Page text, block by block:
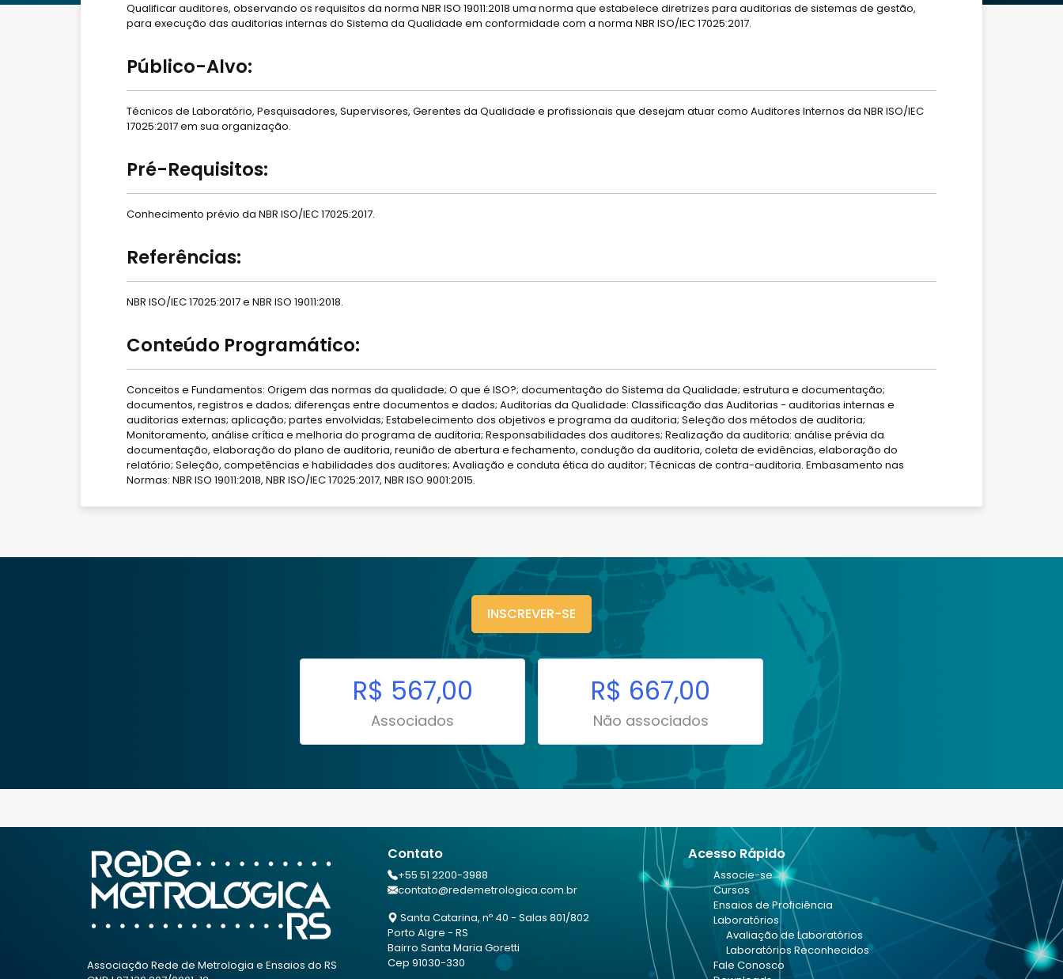
Qualificar auditores, observando os requisitos da norma NBR ISO 19011:2018 uma norma que estabelece diretrizes para auditorias de sistemas de gestão,
para execução das auditorias internas do Sistema da Qualidade em conformidade com a norma NBR ISO/IEC 17025:2017.
Público-Alvo:
Técnicos de Laboratório, Pesquisadores, Supervisores, Gerentes da Qualidade e profissionais que desejam atuar como Auditores Internos da NBR ISO/IEC
17025:2017 em sua organização.
Pré-Requisitos:
Conhecimento prévio da NBR ISO/IEC 17025:2017.
Referências:
NBR ISO/IEC 17025:2017 e NBR ISO 19011:2018.
Conteúdo Programático:
Conceitos e Fundamentos: Origem das normas da qualidade; O que é ISO?; documentação do Sistema da Qualidade; estrutura e documentação;
documentos, registros e dados; diferenças entre documentos e dados; Auditorias da Qualidade: Classificação das Auditorias - auditorias internas e
auditorias externas; aplicação; partes envolvidas; Estabelecimento dos objetivos e programa da auditoria; Seleção dos métodos de auditoria;
Monitoramento, análise crítica e melhoria do programa de auditoria; Responsabilidades dos auditores; Realização da auditoria: análise prévia da
documentação, elaboração do plano de auditoria, reunião de abertura e fechamento, condução da auditoria, coleta de evidências, elaboração do
relatório; Seleção, competências e habilidades dos auditores; Avaliação e conduta ética do auditor; Técnicas de contra-auditoria. Embasamento nas
Normas: NBR ISO 19011:2018, NBR ISO/IEC 17025:2017, NBR ISO 9001:2015.
INSCREVER-SE
R$ 567,00
Associados
R$ 667,00
Não associados
Associação Rede de Metrologia e Ensaios do RS
Contato
+55 51 2200-3988
contato@redemetrologica.com.br
Santa Catarina, nº 40 - Salas 801/802
Porto Algre - RS
Bairro Santa Maria Goretti
Cep 91030-330
Acesso Rápido
Associe-se
Cursos
Ensaios de Proficiência
Laboratórios
Avaliação de Laboratórios
Laboratórios Reconhecidos
Fale Conosco